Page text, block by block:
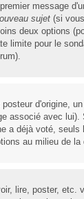
message
sujet (si
deux options
limite pour le
d'origine,
associé avec
a déjà voté,
au milieu de la
lire, poster,